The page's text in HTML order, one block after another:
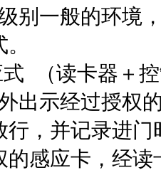
一般的环境，
读卡器＋控
示经过授权的
行，并记录进
的感应卡，经